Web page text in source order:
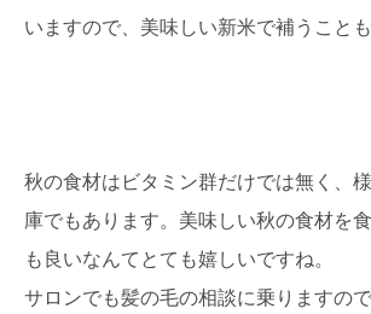
いますので、美味しい新米で補うことも
秋の食材はビタミン群だけでは無く、
庫でもあります。美味しい秋の食材を
も良いなんてとても嬉しいですね。
サロンでも髪の毛の相談に乗りますの